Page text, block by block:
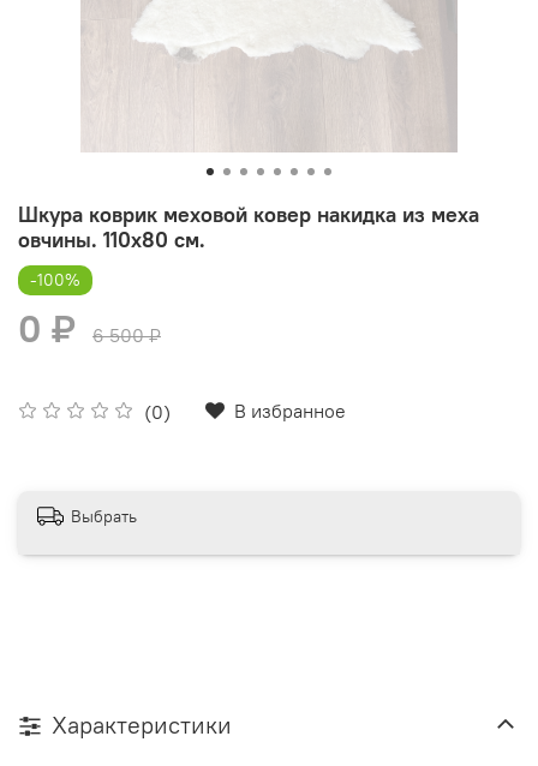
Шкура коврик меховой ковер накидка из меха
овчины. 110х80 см.
(0) В избранное
-100%
0 ₽ 6 500 ₽
Выбрать
Характеристики